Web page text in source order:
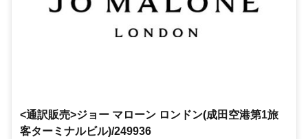
<通訳販売>ジョー マローン ロンドン(成田空港第1旅
客ターミナルビル)/249936